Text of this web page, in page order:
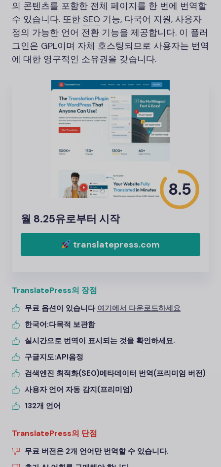
의 콘텐츠를 포함한 전체 페이지를 한 번에 번역할
수 있습니다. 또한 SEO 기능, 다국어 지원, 사용자
정의 가능한 언어 전환 기능을 제공합니다. 이 플러
그인은 GPL이며 자체 호스팅되므로 사용자는 번역
에 대한 영구적인 소유권을 갖습니다.
8.5
월 8.25유로부터 시작
translatepress.com
TranslatePress의 장점
무료 옵션이 있습니다 여기에서 다운로드하세요
한국어:다목적 보관함
실시간으로 번역이 표시되는 것을 확인하세요.
구글지도:API음정
검색엔진 최적화(SEO)메타데이터 번역(프리미엄 버전)
사용자 언어 자동 감지(프리미엄)
132개 언어
TranslatePress의 단점
무료 버전은 2개 언어만 번역할 수 있습니다.